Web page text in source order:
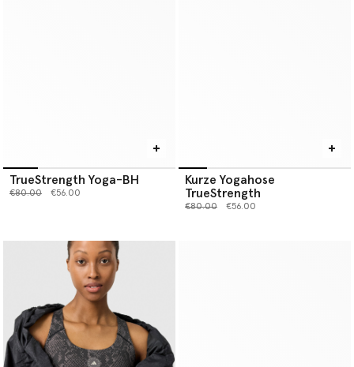
TrueStrength Yoga-BH
Preis reduziert von
€80.00bis€56.00
Kurze Yogahose
TrueStrength
Preis reduziert von
€80.00bis€56.00